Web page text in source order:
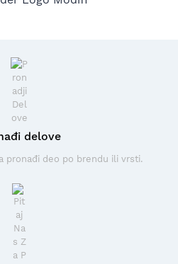
delove
pronađi deo po brendu ili vrsti.